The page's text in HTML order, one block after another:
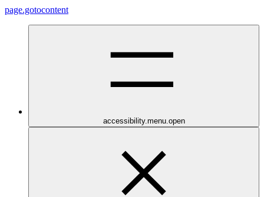
page.gotocontent
accessibility.menu.open